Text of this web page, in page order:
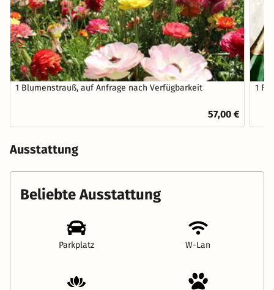
1 Blumenstrauß, auf Anfrage nach Verfügbarkeit
57,00 €
1
Ausstattung
Beliebte Ausstattung
Parkplatz W-Lan